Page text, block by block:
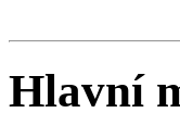
Hlavní